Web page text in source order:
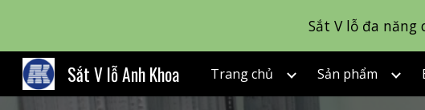
Skip to main
Sắt V lỗ đa năng
Sắt V lỗ Anh Khoa Trang chủ Sản phẩm